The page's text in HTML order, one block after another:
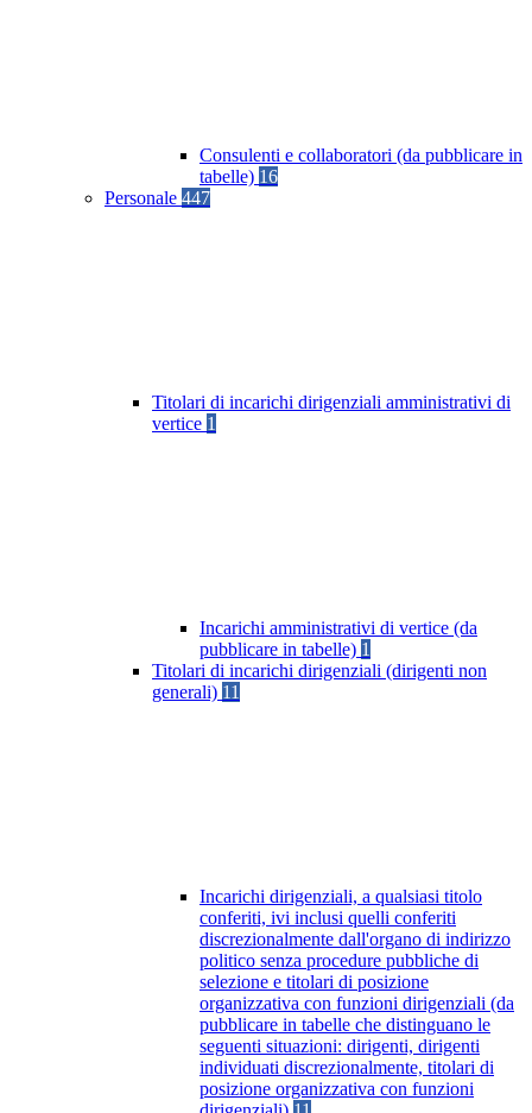
Consulenti e collaboratori (da pubblicare in
tabelle) 16
Personale 447
Titolari di incarichi dirigenziali amministrativi di
vertice 1
Incarichi amministrativi di vertice (da
pubblicare in tabelle) 1
Titolari di incarichi dirigenziali (dirigenti non
generali) 11
Incarichi dirigenziali, a qualsiasi titolo
conferiti, ivi inclusi quelli conferiti
discrezionalmente dall'organo di indirizzo
politico senza procedure pubbliche di
selezione e titolari di posizione
organizzativa con funzioni dirigenziali (da
pubblicare in tabelle che distinguano le
seguenti situazioni: dirigenti, dirigenti
individuati discrezionalmente, titolari di
posizione organizzativa con funzioni